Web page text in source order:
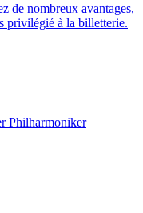
de nombreux avantages,
privilégié à la billetterie.
Philharmoniker